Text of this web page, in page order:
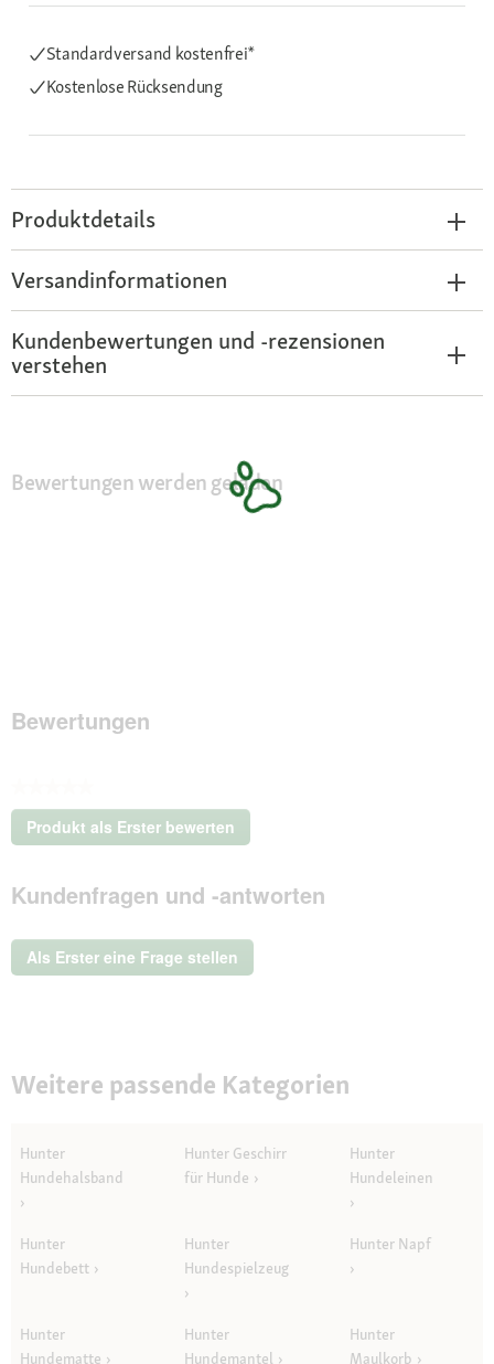
Standardversand kostenfrei*
Kostenlose Rücksendung
Produktdetails
Versandinformationen
Kundenbewertungen und -rezensionen
verstehen
Bewertungen werden geladen
Bewertungen
Kein
Beurteilungswert
Produkt als Erster bewerten
.
dieser
Aktion
ein
modales
Kundenfragen und -antworten
Als Erster eine Frage stellen
Weitere passende Kategorien
Hunter
Hundehalsband
Hunter Geschirr
für Hunde
Hunter
Hundeleinen
Hunter
Hundebett
Hunter
Hundespielzeug
Hunter Napf
Hunter
Hundematte
Hunter
Hundemantel
Hunter
Maulkorb